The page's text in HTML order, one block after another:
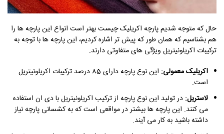
حال که متوجه شدیم پارچه اکریلیک چیست بهتر است انواع این پارچه ها را
هم بشناسیم که همان طور که پیش تر اشاره کردیم، این پارچه ها با توجه به
ترکیبات اکریلونیتریل ویژگی های متفاوتی دارند.
اکریلیک معمولی:
این نوع پارچه دارای 85 درصد ترکیبات اکریلونیتریل
است.
لاستریل: در تولید این نوع پارچه از ترکیب اکریلونیتریل با دی ان استفاده
می کنند. این پارچه ها بیشتر در مواقعی است که به کشسانی پارچه نیاز
داشته باشید به کار می آیند.